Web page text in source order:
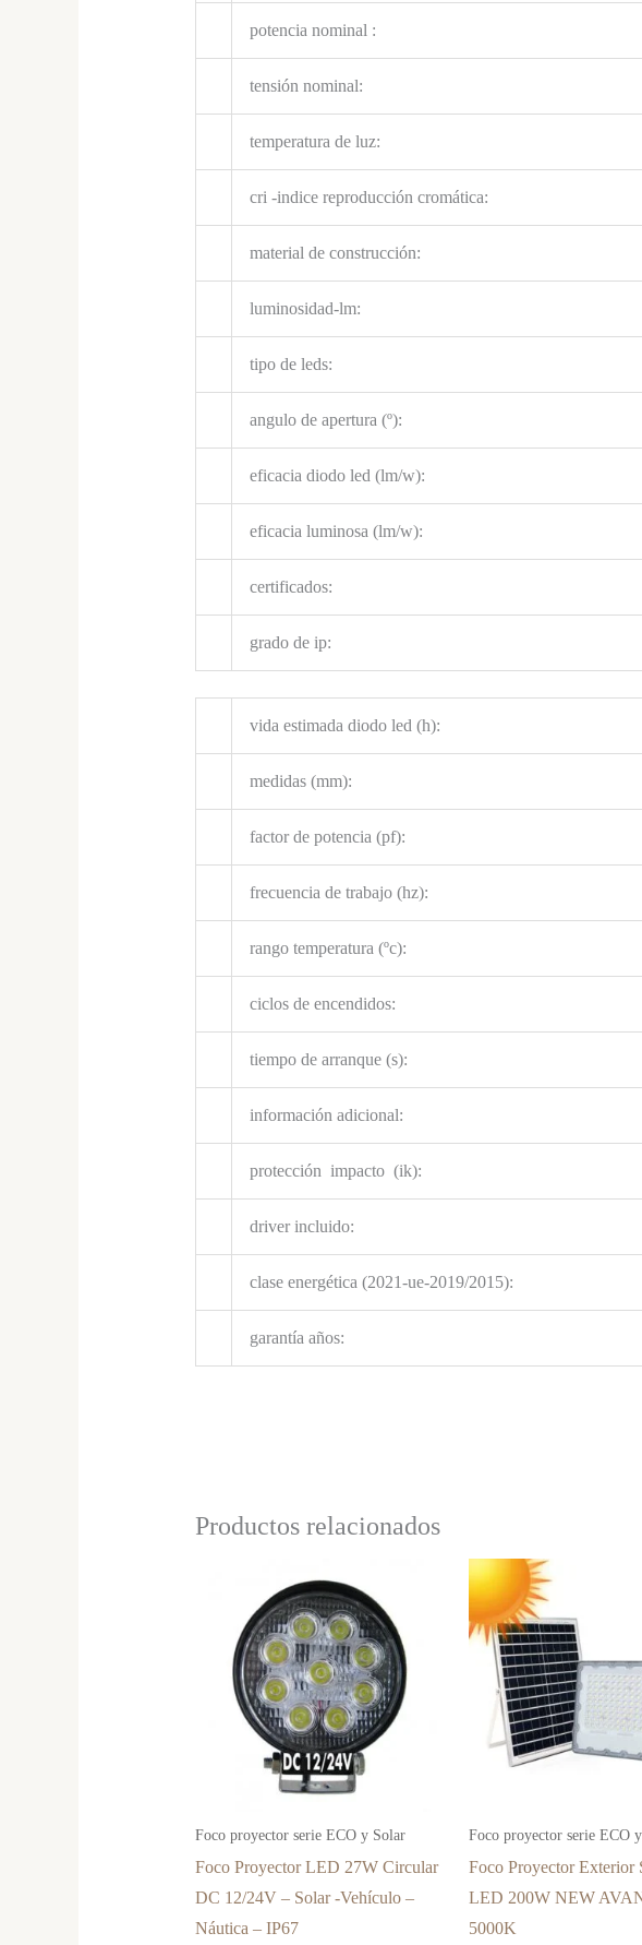
potencia nominal :
tensión nominal:
temperatura de luz:
cri -indice reproducción cromática:
material de construcción:
luminosidad-lm:
tipo de leds:
angulo de apertura (º):
eficacia diodo led (lm/w):
eficacia luminosa (lm/w):
certificados:
grado de ip:
vida estimada diodo led (h):
medidas (mm):
factor de potencia (pf):
frecuencia de trabajo (hz):
rango temperatura (ºc):
ciclos de encendidos:
tiempo de arranque (s):
información adicional:
protección impacto (ik):
driver incluido:
clase energética (2021-ue-2019/2015):
garantía años:
Productos relacionados
Foco proyector serie ECO y Solar
Foco Proyector LED 27W Circular
DC 12/24V – Solar -Vehículo –
Náutica – IP67
Foco proyector serie ECO
Foco Proyector Exterior
LED 200W NEW
5000K